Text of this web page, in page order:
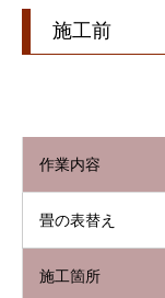
施工前
作業内容
畳の表替え
施工箇所